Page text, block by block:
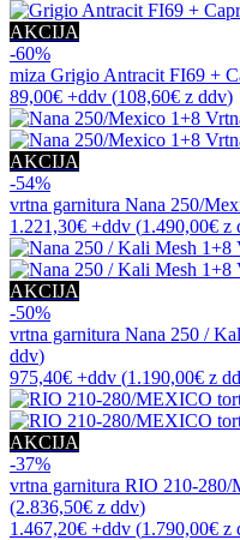
AKCIJA
-60%
miza Grigio Antracit FI69 +
89,00€ +ddv (108,60€ z ddv)
AKCIJA
-54%
vrtna garnitura Nana 250/
1.221,30€ +ddv (1.490,00€ z
AKCIJA
-50%
vrtna garnitura Nana 250 /
ddv)
975,40€ +ddv (1.190,00€ z
AKCIJA
-37%
vrtna garnitura RIO 210-280/
(2.836,50€ z ddv)
1.467,20€ +ddv (1.790,00€ z